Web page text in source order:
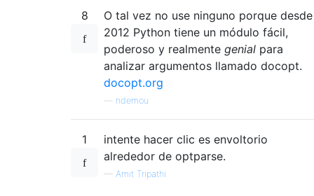
8
O tal vez no use ninguno porque desde
2012 Python tiene un módulo fácil,
poderoso y realmente genial para
analizar argumentos llamado docopt.
docopt.org
ndemou
1
intente hacer clic es envoltorio
alrededor de optparse.
— Amit Tripathi